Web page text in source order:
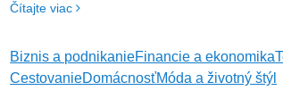
spoločné – potrebu kvalitného priestoru, ktorý
zároveň vytvorí príjemnú atmosféru.
Čítajte viac
Biznis a podnikanieFinancie a ekonomika
CestovanieDomácnosťMóda a životný štýl